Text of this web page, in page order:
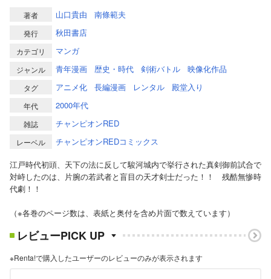
著者 山口貴由 南條範夫
発行 秋田書店
カテゴリ マンガ
ジャンル 青年漫画 歴史・時代 剣術バトル 映像化作品
タグ アニメ化 長編漫画 レンタル 殿堂入り
年代 2000年代
雑誌 チャンピオンRED
レーベル
チャンピオンREDコミックス
江戸時代初頭、天下の法に反して駿河城内で挙行された真剣御前試合で
対峙したのは、片腕の若武者と盲目の天才剣士だった！！ 残酷無惨時
代劇！！
（※各巻のページ数は、表紙と奥付を含め片面で数えています）
レビューPICK UP
※Renta!で購入したユーザーのレビューのみが表示されます